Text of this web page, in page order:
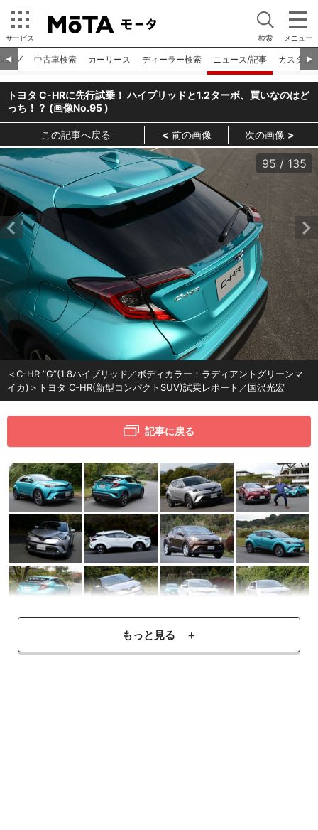
サービス 検索 メニュー
◀︎ ▶︎
ログ 中古車検索 カーリース ディーラー検索 ニュース/記事 カスタム
トヨタ C-HRに先行試乗！ ハイブリッドと1.2ターボ、買いなのはど
っち！？ (画像No.95)
この記事へ戻る 前の画像 次の画像
＜C-HR ”G”(1.8ハイブリッド／ボディカラー：ラディアントグリーンマ
イカ)＞トヨタ C-HR(新型コンパクトSUV)試乗レポート／国沢光宏
95 / 135
記事に戻る
もっと見る ＋